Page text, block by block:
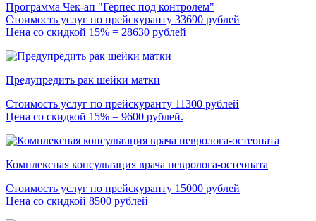
Программа Чек-ап "Герпес под контролем"
Стоимость услуг по прейскуранту 33690 рублей
Цена со скидкой 15% = 28630 рублей
Предупредить рак шейки матки
Стоимость услуг по прейскуранту 11300 рублей
Цена со скидкой 15% = 9600 рублей.
Комплексная консультация врача невролога-остеопата
Стоимость услуг по прейскуранту 15000 рублей
Цена со скидкой 8500 рублей